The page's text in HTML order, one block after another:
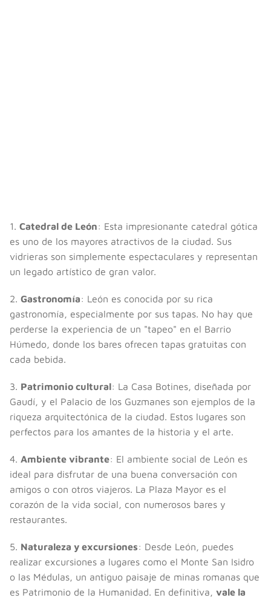
1. Catedral de León: Esta impresionante catedral gótica
es uno de los mayores atractivos de la ciudad. Sus
vidrieras son simplemente espectaculares y representan
un legado artístico de gran valor.
2. Gastronomía: León es conocida por su rica
gastronomía, especialmente por sus tapas. No hay que
perderse la experiencia de un "tapeo" en el Barrio
Húmedo, donde los bares ofrecen tapas gratuitas con
cada bebida.
3. Patrimonio cultural: La Casa Botines, diseñada por
Gaudí, y el Palacio de los Guzmanes son ejemplos de la
riqueza arquitectónica de la ciudad. Estos lugares son
perfectos para los amantes de la historia y el arte.
4. Ambiente vibrante: El ambiente social de León es
ideal para disfrutar de una buena conversación con
amigos o con otros viajeros. La Plaza Mayor es el
corazón de la vida social, con numerosos bares y
restaurantes.
5. Naturaleza y excursiones: Desde León, puedes
realizar excursiones a lugares como el Monte San Isidro
o las Médulas, un antiguo paisaje de minas romanas que
es Patrimonio de la Humanidad. En definitiva, vale la